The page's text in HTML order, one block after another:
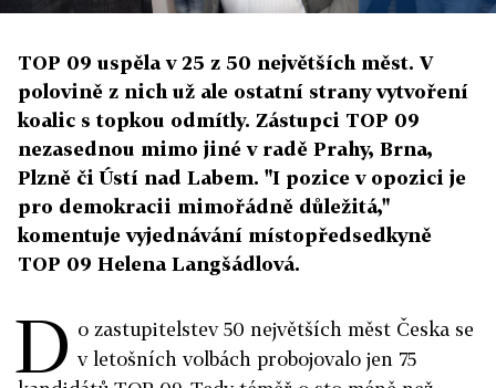
TOP 09 uspěla v 25 z 50 největších měst. V
polovině z nich už ale ostatní strany vytvoření
koalic s topkou odmítly. Zástupci TOP 09
nezasednou mimo jiné v radě Prahy, Brna,
Plzně či Ústí nad Labem. "I pozice v opozici je
pro demokracii mimořádně důležitá,"
komentuje vyjednávání místopředsedkyně
TOP 09 Helena Langšádlová.
D o zastupitelstev 50 největších měst Česka se
v letošních volbách probojovalo jen 75